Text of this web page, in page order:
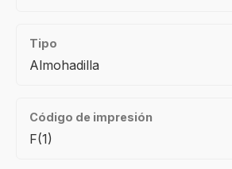
Tipo
Almohadilla
Código de impresión
F(1)